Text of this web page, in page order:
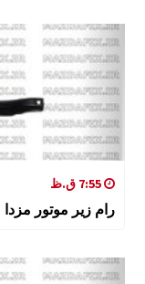
7:55 ق.ظ
رام زیر موتور مزدا 323 GLX, FL